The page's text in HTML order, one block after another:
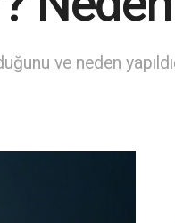
ve neden